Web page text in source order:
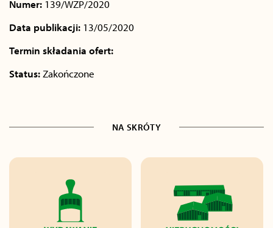
Numer: 139/WZP/2020
Data publikacji: 13/05/2020
Termin składania ofert:
Status: Zakończone
NA SKRÓTY